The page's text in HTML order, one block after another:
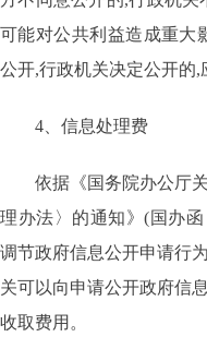
可能对公共利益造成重大
公开,行政机关决定公开的,
4、信息处理费
依据《国务院办公厅
理办法〉的通知》(国办函
调节政府信息公开申请行
关可以向申请公开政府信
收取费用。